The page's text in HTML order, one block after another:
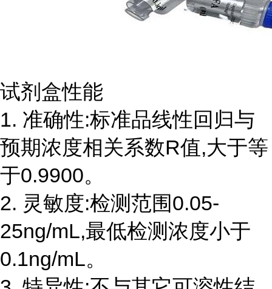
试剂盒性能
1. 准确性:标准品线性回归与
预期浓度相关系数R值,大于等
于0.9900。
2. 灵敏度:检测范围0.05-
25ng/mL,最低检测浓度小于
0.1ng/mL。